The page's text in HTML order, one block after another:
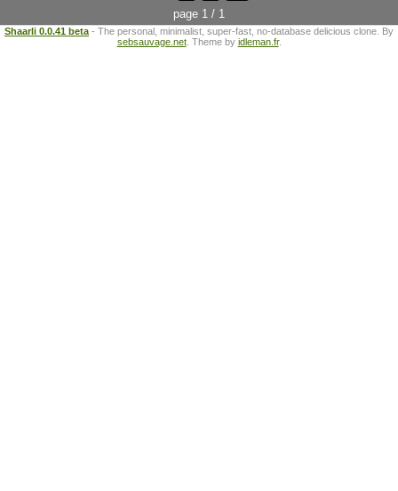
page 1 / 1
Shaarli 0.0.41 beta - The personal, minimalist, super-fast, no-database delicious clone. By
sebsauvage.net. Theme by idleman.fr.